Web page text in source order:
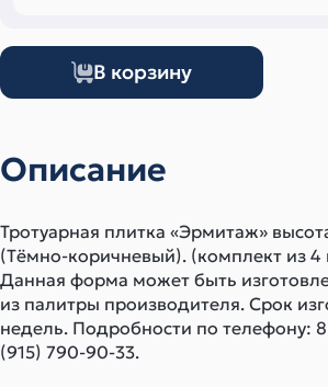
В корзину
Описание
Тротуарная плитка «Эрмитаж»
(Тёмно-коричневый). (комплект из 4
Данная форма может быть
из палитры производителя. Срок
недель. Подробности по телефону: 8
(915) 790-90-33.